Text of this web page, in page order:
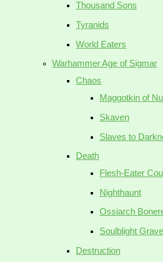
Thousand Sons
Tyranids
World Eaters
Warhammer Age of Sigmar
Chaos
Maggotkin of
Skaven
Slaves to
Death
Flesh-Eater
Nighthaunt
Ossiarch
Soulblight
Destruction